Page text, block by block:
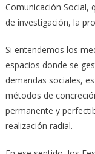
Comunicación Social,
de investigación, la
Si entendemos los
espacios donde se
demandas sociales,
métodos de
permanente y
realización radial.